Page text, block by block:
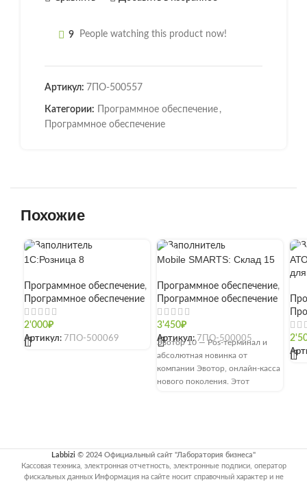
9 People watching this product now!
Артикул: 7ПО-500557
Категории: Программное обеспечение ,
Программное обеспечение
Похожие
1С:Розница 8
Программное обеспечение,
Программное обеспечение
2'000₽
Артикул: 7ПО-500069
[]
Mobile SMARTS: Склад 15
Программное обеспечение,
Программное обеспечение
3'450₽
Артикул:7ПО-500005
Эвотор 10 — Pos-терминал и
абсолютная новинка от
компании Эвотор, онлайн-касса
нового поколения. Этот
[]
Labbizi © 2024 Официальный сайт "Лаборатория бизнеса"
Кассовая техника, электронная отчетность, электронные подписи, оператор
фискальных данных Информация на сайте носит справочный характер и не